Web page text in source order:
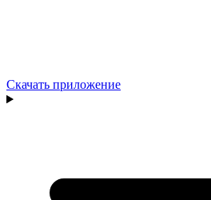
Скачать приложение